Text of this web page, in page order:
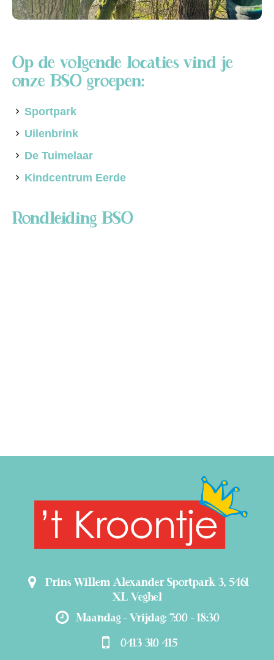
Op de volgende locaties vind je
onze BSO groepen:
Sportpark
Uilenbrink
De Tuimelaar
Kindcentrum Eerde
Rondleiding BSO
Prins Willem Alexander Sportpark 3, 5461
XL Veghel
Maandag - Vrijdag: 7:00 - 18:30
0413 310 415